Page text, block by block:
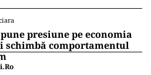
presiune pe economia
schimbă comportamentul